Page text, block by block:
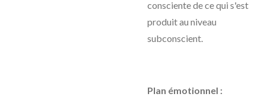
consciente de ce qui s'est
produit au niveau
subconscient.
Plan émotionnel :